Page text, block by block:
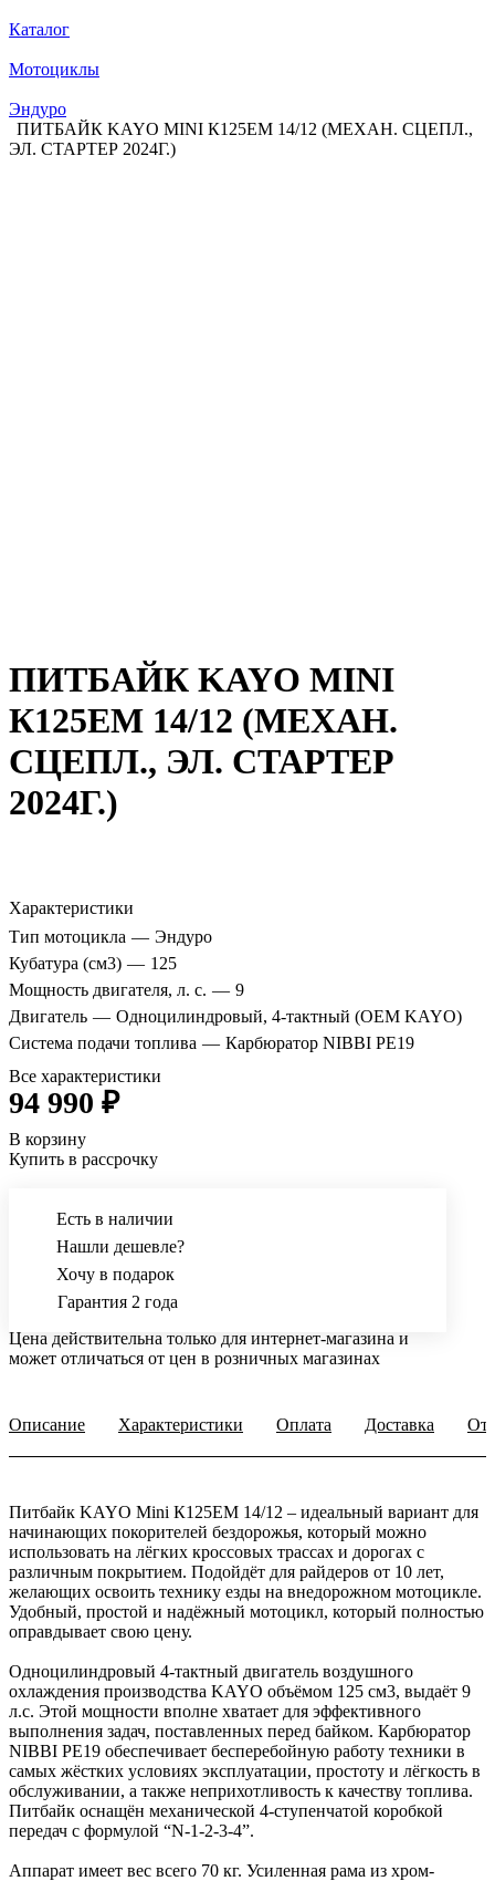
Каталог
Мотоциклы
Эндуро
ПИТБАЙК KAYO MINI К125EM 14/12 (МЕХАН. СЦЕПЛ.,
ЭЛ. СТАРТЕР 2024Г.)
ПИТБАЙК KAYO MINI
К125EM 14/12 (МЕХАН.
СЦЕПЛ., ЭЛ. СТАРТЕР
2024Г.)
Характеристики
Тип мотоцикла — Эндуро
Кубатура (см3) — 125
Мощность двигателя, л. с. — 9
Двигатель — Одноцилиндровый, 4-тактный (OEM KAYO)
Система подачи топлива — Карбюратор NIBBI PE19
Все характеристики
94 990 ₽
В корзину
Купить в рассрочку
Есть в наличии
Нашли дешевле?
Хочу в подарок
Гарантия 2 года
Цена действительна только для интернет-магазина и
может отличаться от цен в розничных магазинах
Описание Характеристики Оплата Доставка
Питбайк KAYO Mini К125EM 14/12 – идеальный вариант для
начинающих покорителей бездорожья, который можно
использовать на лёгких кроссовых трассах и дорогах с
различным покрытием. Подойдёт для райдеров от 10 лет,
желающих освоить технику езды на внедорожном мотоцикле.
Удобный, простой и надёжный мотоцикл, который полностью
оправдывает свою цену.
Одноцилиндровый 4-тактный двигатель воздушного
охлаждения производства KAYO объёмом 125 см3, выдаёт 9
л.с. Этой мощности вполне хватает для эффективного
выполнения задач, поставленных перед байком. Карбюратор
NIBBI PE19 обеспечивает бесперебойную работу техники в
самых жёстких условиях эксплуатации, простоту и лёгкость в
обслуживании, а также неприхотливость к качеству топлива.
Питбайк оснащён механической 4-ступенчатой коробкой
передач с формулой “N-1-2-3-4”.
Аппарат имеет вес всего 70 кг. Усиленная рама из хром-